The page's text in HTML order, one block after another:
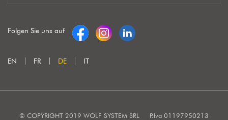
Folgen Sie uns auf
EN FR DE IT
© COPYRIGHT 2019 WOLF SYSTEM SRL P.Iva 01197950213